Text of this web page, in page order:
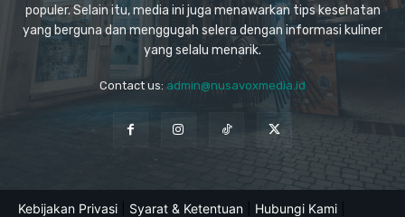
populer. Selain itu, media ini juga menawarkan tips kesehatan
yang berguna dan menggugah selera dengan informasi kuliner
yang selalu menarik.
Contact us: admin@nusavoxmedia.id
Kebijakan Privasi Syarat & Ketentuan Hubungi Kami